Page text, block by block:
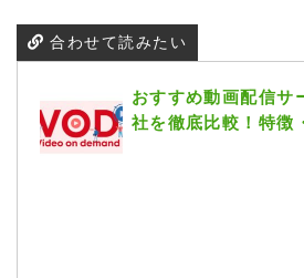
合わせて読みたい
おすすめ動画配信サ
社を徹底比較！特徴